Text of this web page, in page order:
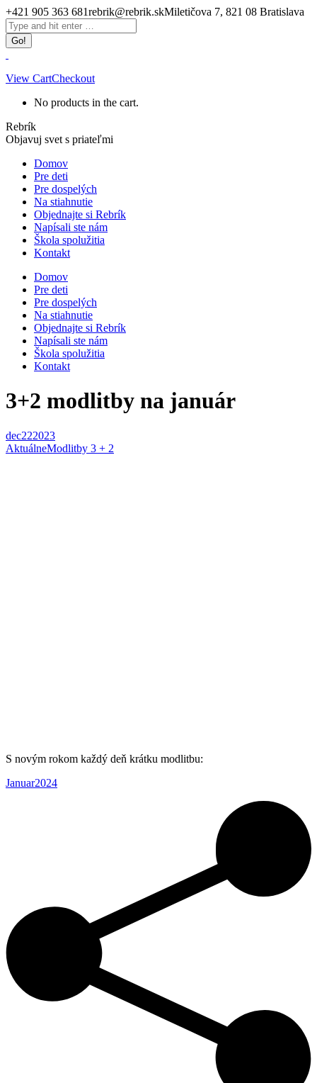
Skip
to
content
+421 905 363 681rebrik@rebrik.skMiletičova 7, 821 08 Bratislava
Facebook
page
opens
in
new
window
Search:
View CartCheckout
No products in the cart.
Rebrík
Objavuj svet s priateľmi
Domov
Pre deti
Pre dospelých
Na stiahnutie
Objednajte si Rebrík
Napísali ste nám
Škola spolužitia
Kontakt
Domov
Pre deti
Pre dospelých
Na stiahnutie
Objednajte si Rebrík
Napísali ste nám
Škola spolužitia
Kontakt
3+2 modlitby na január
dec222023
AktuálneModlitby 3 + 2
S novým rokom každý deň krátku modlitbu:
Januar2024